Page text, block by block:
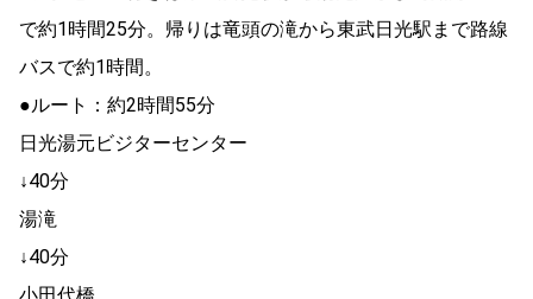
で約1時間25分。帰りは竜頭の滝から東武日光駅まで路線
バスで約1時間。
●ルート：約2時間55分
日光湯元ビジターセンター
↓40分
湯滝
↓40分